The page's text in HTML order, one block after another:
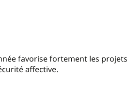
favorise fortement les projets
affective.